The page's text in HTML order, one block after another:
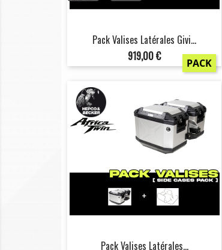
Pack Valises Latérales Givi...
Prix
919,00 € PACK
Pack Valises Latérales...